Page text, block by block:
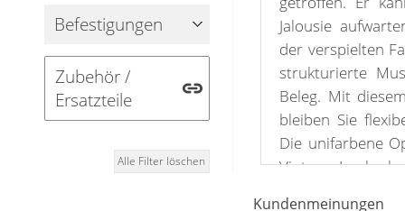
Gardinenstange
Stoffe
Panneaux
Befestigungen
Zubehör /
Ersatzteile
Alle Filter löschen
Jalousie
der verspielten
strukturierte
Beleg. Mit
bleiben Sie
Die unifarbene
Vintage Look
Kundenmeinungen